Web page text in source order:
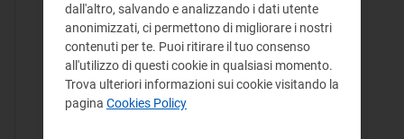
procedimento sanzionatorio
avviato nei confronti di
un’impresa di distribuzione
per violazioni in materia di
dall'altro, salvando e analizzando i dati utente
anonimizzati, ci permettono di migliorare i nostri
contenuti per te. Puoi ritirare il tuo consenso
all'utilizzo di questi cookie in qualsiasi momento.
Trova ulteriori informazioni sui cookie visitando la
pagina Cookies Policy